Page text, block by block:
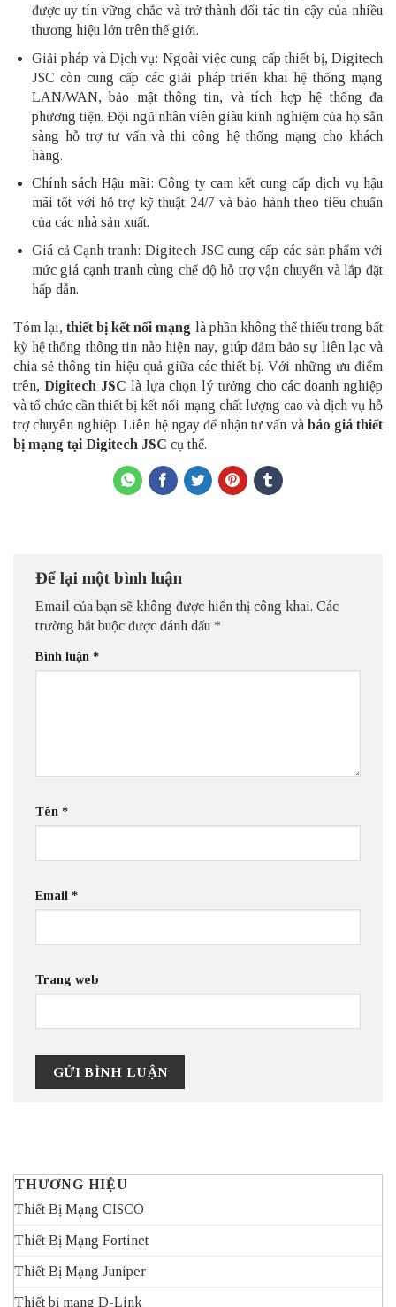
được uy tín vững chắc và trở thành đối tác tin cậy của nhiều
thương hiệu lớn trên thế giới.
Giải pháp và Dịch vụ: Ngoài việc cung cấp thiết bị, Digitech
JSC còn cung cấp các giải pháp triển khai hệ thống mạng
LAN/WAN, bảo mật thông tin, và tích hợp hệ thống đa
phương tiện. Đội ngũ nhân viên giàu kinh nghiệm của họ sẵn
sàng hỗ trợ tư vấn và thi công hệ thống mạng cho khách
hàng.
Chính sách Hậu mãi: Công ty cam kết cung cấp dịch vụ hậu
mãi tốt với hỗ trợ kỹ thuật 24/7 và bảo hành theo tiêu chuẩn
của các nhà sản xuất.
Giá cả Cạnh tranh: Digitech JSC cung cấp các sản phẩm với
mức giá cạnh tranh cùng chế độ hỗ trợ vận chuyển và lắp đặt
hấp dẫn.
Tóm lại,thiết bị kết nối mạng là phần không thể thiếu trong bất
kỳ hệ thống thông tin nào hiện nay, giúp đảm bảo sự liên lạc và
chia sẻ thông tin hiệu quả giữa các thiết bị. Với những ưu điểm
trên,Digitech JSC là lựa chọn lý tưởng cho các doanh nghiệp
và tổ chức cần thiết bị kết nối mạng chất lượng cao và dịch vụ hỗ
trợ chuyên nghiệp. Liên hệ ngay để nhận tư vấn và báo giá thiết
bị mạng tại Digitech JSC cụ thể.
Để lại một bình luận
Email của bạn sẽ không được hiển thị công khai. Các
trường bắt buộc được đánh dấu *
Bình luận *
Tên *
Email *
Trang web
THƯƠNG HIỆU
Thiết Bị Mạng CISCO
Thiết Bị Mạng Fortinet
Thiết Bị Mạng Juniper
Thiết bị mạng D-Link